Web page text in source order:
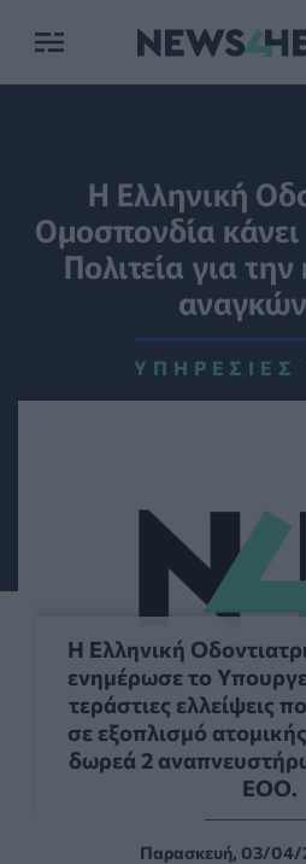
Η Ελληνική
Ομοσπονδία
Πολιτεία για
ΥΠΗΡΕΣΊΕΣ
Η Ελληνική
ενημέρωσε το
τεράστιες ελλείψεις
σε εξοπλισμό
δωρεά 2
ΕΟΟ.
Παρασκευή, 03/04/